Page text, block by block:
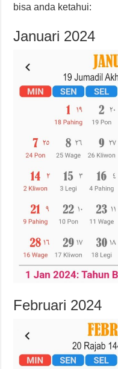
bisa anda ketahui:
Januari 2024
Februari 2024